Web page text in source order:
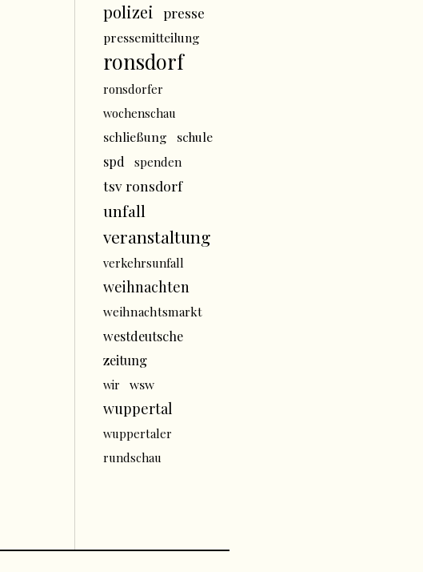
polizei presse
pressemitteilung
ronsdorf
ronsdorfer
wochenschau
schließung schule
spd spenden
tsv ronsdorf
unfall
veranstaltung
verkehrsunfall
weihnachten
weihnachtsmarkt
westdeutsche
zeitung
wir wsw
wuppertal
wuppertaler
rundschau